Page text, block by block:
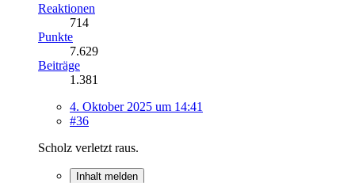
Reaktionen
714
Punkte
7.629
Beiträge
1.381
4. Oktober 2025 um 14:41
#36
Scholz verletzt raus.
Inhalt melden